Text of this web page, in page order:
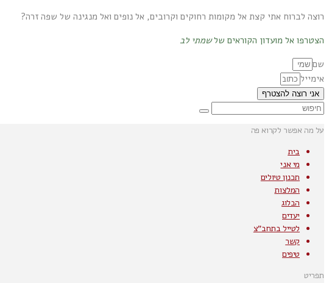
רוצה לברוח אתי קצת אל מקומות רחוקים וקרובים, אל נופים ואל מנגינה של שפה זרה?
הצטרפו אל מועדון הקוראים שלשמתי לב
שם
אימייל
אני רוצה להצטרף
על מה אפשר לקרוא פה
בית
מי אני
תכנון טיולים
המלצות
הבלוג
יעדים
לטייל בתחב"צ
קשר
טיפים
תפריט